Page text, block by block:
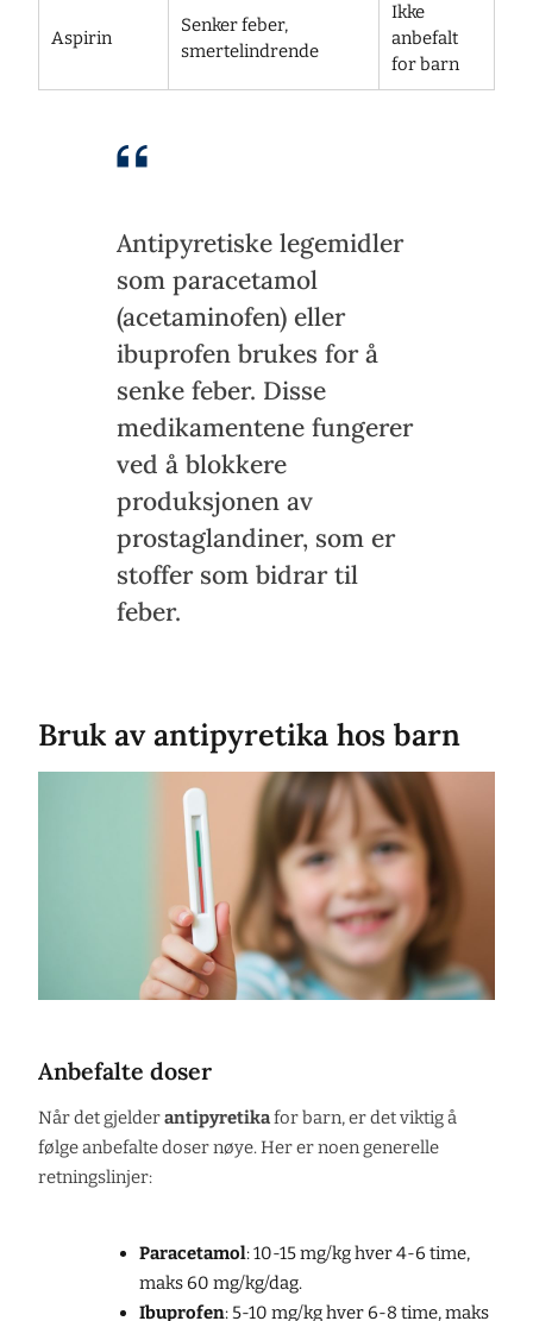
Aspirin
Senker feber,
smertelindrende
Ikke
anbefalt
for barn
Antipyretiske legemidler
som paracetamol
(acetaminofen) eller
ibuprofen brukes for å
senke feber. Disse
medikamentene fungerer
ved å blokkere
produksjonen av
prostaglandiner, som er
stoffer som bidrar til
feber.
Bruk av antipyretika hos barn
Anbefalte doser
Når det gjelderantipyretikafor barn, er det viktig å
følge anbefalte doser nøye. Her er noen generelle
retningslinjer:
Paracetamol: 10-15 mg/kg hver 4-6 time,
maks 60 mg/kg/dag.
Ibuprofen: 5-10 mg/kg hver 6-8 time, maks